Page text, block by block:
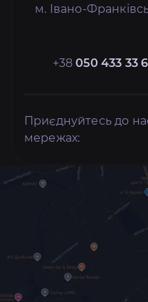
м. Івано-
+38050 433 33
Приєднуйтесь до
мережах: